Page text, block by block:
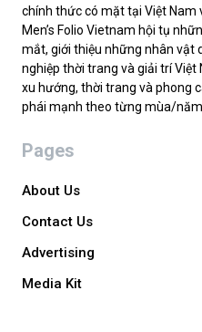
chính thức có mặt tại Việt
Men’s Folio Vietnam hội tụ
mắt, giới thiệu những nhân vật
nghiệp thời trang và giải trí Việt
xu hướng, thời trang và phong
phái mạnh theo từng mùa/năm.
Pages
About Us
Contact Us
Advertising
Media Kit